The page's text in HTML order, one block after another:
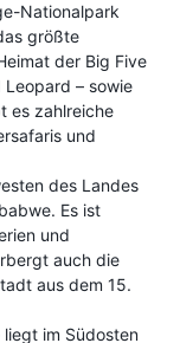
Nationalpark
größte
der Big Five
Leopard – sowie
es zahlreiche
und
des Landes
Es ist
und
auch die
aus dem 15.
im Südosten